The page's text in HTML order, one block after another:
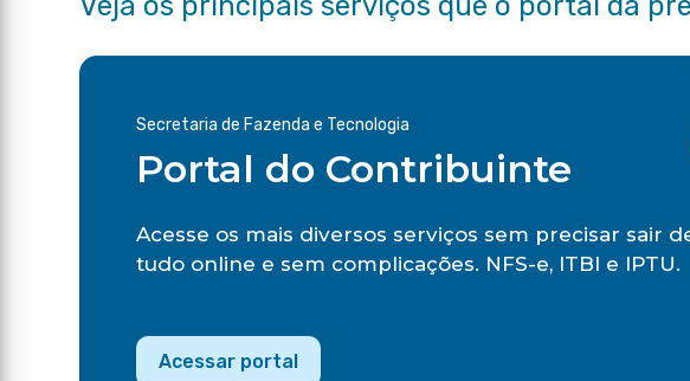
Secretaria de Fazenda e Tecnologia
Portal do Contribuinte
Acesse os mais diversos serviços sem precisar sair
tudo online e sem complicações. NFS-e, ITBI e IPTU.
Acessar portal